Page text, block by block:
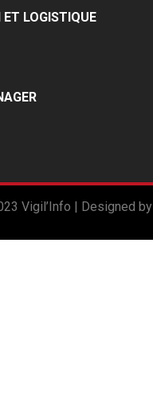
LOGISTIQUE
Vigil’Info | Designed by